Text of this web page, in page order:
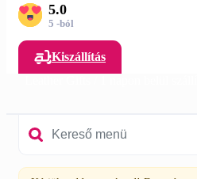
5.0
5 -ból
Kiszállítás